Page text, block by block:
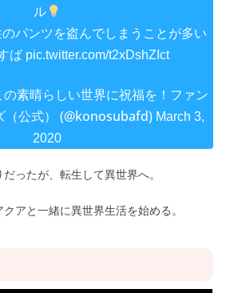
ル
パンツを盗んでしまうことが多い
ば pic.twitter.com/t2xDshZIct
素晴らしい世界に祝福を！ファン
（公式） (@konosubafd) March 3,
2020
ったが、転生して異世界へ。
アと一緒に異世界生活を始める。